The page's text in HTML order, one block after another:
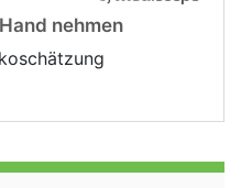
nehmen